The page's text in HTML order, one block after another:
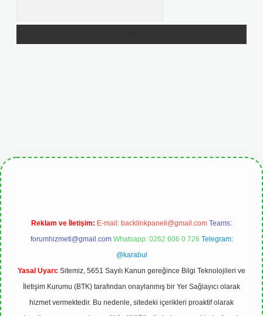
Reklam ve İletişim: E-mail: backlinkpaneli@gmail.com Teams:
forumhizmeti@gmail.com Whatsapp: 0262 606 0 726 Telegram:
@karabul
Yasal Uyarı: Sitemiz, 5651 Sayılı Kanun gereğince Bilgi Teknolojileri ve
İletişim Kurumu (BTK) tarafından onaylanmış bir Yer Sağlayıcı olarak
hizmet vermektedir. Bu nedenle, sitedeki içerikleri proaktif olarak